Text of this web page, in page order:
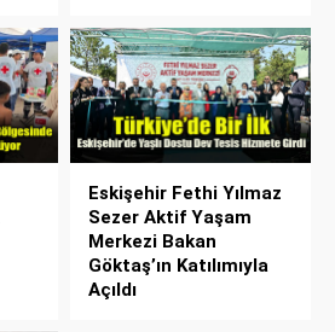
Eskişehir Fethi Yılmaz
Sezer Aktif Yaşam
Merkezi Bakan
Göktaş’ın Katılımıyla
Açıldı